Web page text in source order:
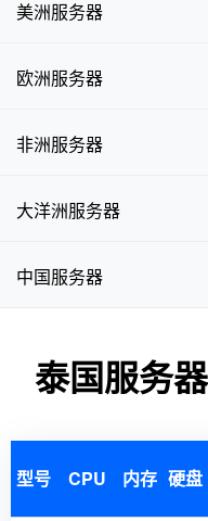
美洲服务器
欧洲服务器
非洲服务器
大洋洲服务器
中国服务器
泰国服务
型号 CPU 内存 硬盘